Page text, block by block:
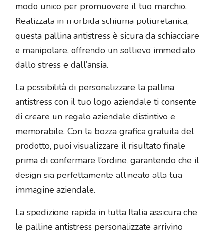
modo unico per promuovere il tuo marchio.
Realizzata in morbida schiuma poliuretanica,
questa pallina antistress è sicura da schiacciare
e manipolare, offrendo un sollievo immediato
dallo stress e dall’ansia.
La possibilità di personalizzare la pallina
antistress con il tuo logo aziendale ti consente
di creare un regalo aziendale distintivo e
memorabile. Con la bozza grafica gratuita del
prodotto, puoi visualizzare il risultato finale
prima di confermare l’ordine, garantendo che il
design sia perfettamente allineato alla tua
immagine aziendale.
La spedizione rapida in tutta Italia assicura che
le palline antistress personalizzate arrivino